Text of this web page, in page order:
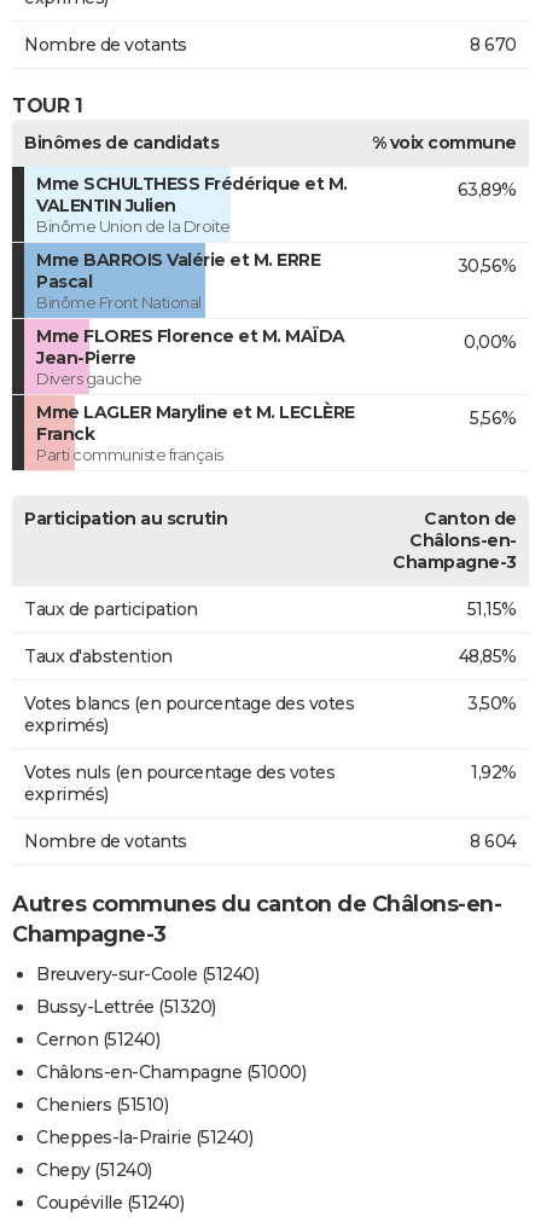
Nombre de votants 8 670
TOUR 1
Binômes de candidats
% voix commune
Mme SCHULTHESS Frédérique et M.
VALENTIN Julien
Binôme Union de la Droite
63,89%
Mme BARROIS Valérie et M. ERRE
Pascal
Binôme Front National
30,56%
Mme FLORES Florence et M. MAÏDA
Jean-Pierre
Divers gauche
0,00%
Mme LAGLER Maryline et M. LECLÈRE
Franck
Parti communiste français
5,56%
Participation au scrutin
Canton de
Châlons-en-
Champagne-3
Taux de participation 51,15%
Taux d'abstention 48,85%
Votes blancs (en pourcentage des votes
exprimés)
3,50%
Votes nuls (en pourcentage des votes
exprimés)
1,92%
Nombre de votants 8 604
Autres communes du canton de Châlons-en-
Champagne-3
Breuvery-sur-Coole (51240)
Bussy-Lettrée (51320)
Cernon (51240)
Châlons-en-Champagne (51000)
Cheniers (51510)
Cheppes-la-Prairie (51240)
Chepy (51240)
Coupéville (51240)